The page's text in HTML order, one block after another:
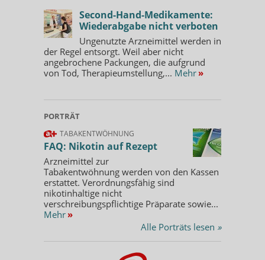
Second-Hand-Medikamente:
Wiederabgabe nicht verboten
Ungenutzte Arzneimittel werden in
der Regel entsorgt. Weil aber nicht
angebrochene Packungen, die aufgrund
von Tod, Therapieumstellung,... Mehr »
PORTRÄT
TABAKENTWÖHNUNG
FAQ: Nikotin auf Rezept
Arzneimittel zur
Tabakentwöhnung werden von den Kassen
erstattet. Verordnungsfähig sind
nikotinhaltige nicht
verschreibungspflichtige Präparate sowie...
Mehr »
Alle Porträts lesen »